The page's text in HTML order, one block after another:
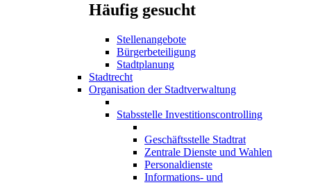
Häufig gesucht
Stellenangebote
Bürgerbeteiligung
Stadtplanung
Stadtrecht
Organisation der Stadtverwaltung
Stabsstelle Investitionscontrolling
Geschäftsstelle Stadtrat
Zentrale Dienste und Wahlen
Personaldienste
Informations- und